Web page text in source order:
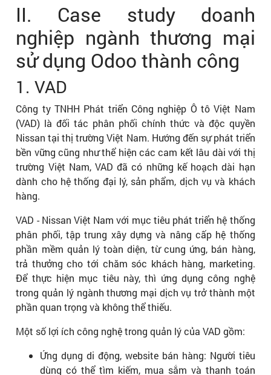
II. Case study doanh
nghiệp ngành thương mại
sử dụng Odoo thành công
1. VAD
Công ty TNHH Phát triển Công nghiệp Ô tô Việt Nam
(VAD) là đối tác phân phối chính thức và độc quyền
Nissan tại thị trường Việt Nam. Hướng đến sự phát triển
bền vững cũng như thể hiện các cam kết lâu dài với thị
trường Việt Nam, VAD đã có những kế hoạch dài hạn
dành cho hệ thống đại lý, sản phẩm, dịch vụ và khách
hàng.
VAD - Nissan Việt Nam với mục tiêu phát triển hệ thống
phân phối, tập trung xây dựng và nâng cấp hệ thống
phần mềm quản lý toàn diện, từ cung ứng, bán hàng,
trả thưởng cho tới chăm sóc khách hàng, marketing.
Để thực hiện mục tiêu này, thì ứng dụng công nghệ
trong quản lý ngành thương mại dịch vụ trở thành một
phần quan trọng và không thể thiếu.
Một số lợi ích công nghệ trong quản lý của VAD gồm:
Ứng dụng di động, website bán hàng: Người tiêu
dùng có thể tìm kiếm, mua sắm và thanh toán